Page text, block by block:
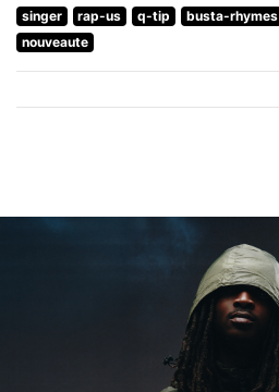
singer rap-us q-tip busta-rhymes
nouveaute